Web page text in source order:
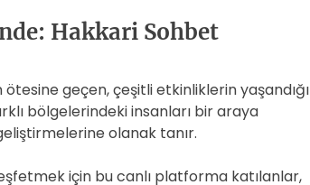
Hakkari Sohbet
geçen, çeşitli etkinliklerin yaşandığı
bölgelerindeki insanları bir araya
olanak tanır.
için bu canlı platforma katılanlar,